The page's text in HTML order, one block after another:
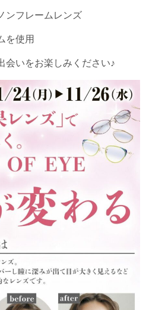
ンフレームレンズ
を使用
会いをお楽しみください♪